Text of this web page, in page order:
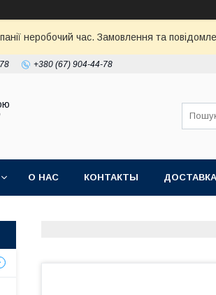
неробочий час. Замовлення та
+380 (67) 904-44-78
О НАС КОНТАКТЫ